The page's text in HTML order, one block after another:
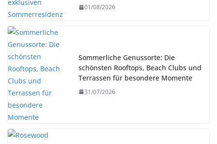
01/08/2026
Sommerliche Genussorte: Die
schönsten Rooftops, Beach Clubs und
Terrassen für besondere Momente
31/07/2026